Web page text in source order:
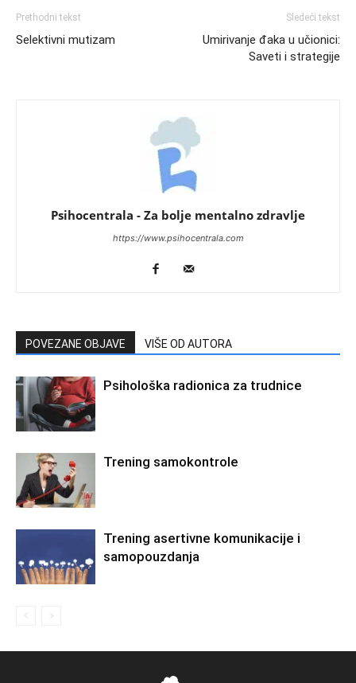
Prethodni tekst
Selektivni mutizam
Sledeći tekst
Umirivanje đaka u učionici:
Saveti i strategije
Psihocentrala - Za bolje mentalno zdravlje
https://www.psihocentrala.com
POVEZANE OBJAVE VIŠE OD AUTORA
Psihološka radionica za trudnice
Trening samokontrole
Trening asertivne komunikacije i
samopouzdanja